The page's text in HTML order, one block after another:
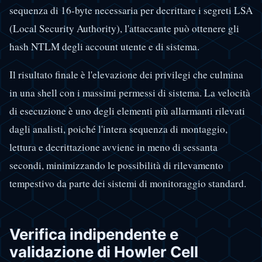
sequenza di 16-byte necessaria per decrittare i segreti LSA
(Local Security Authority), l'attaccante può ottenere gli
hash NTLM degli account utente e di sistema.
Il risultato finale è l'elevazione dei privilegi che culmina
in una shell con i massimi permessi di sistema. La velocità
di esecuzione è uno degli elementi più allarmanti rilevati
dagli analisti, poiché l'intera sequenza di montaggio,
lettura e decrittazione avviene in meno di sessanta
secondi, minimizzando le possibilità di rilevamento
tempestivo da parte dei sistemi di monitoraggio standard.
Verifica indipendente e
validazione di Howler Cell